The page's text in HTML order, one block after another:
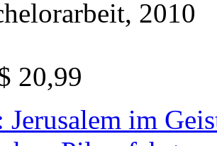
20,99
im Geiste: